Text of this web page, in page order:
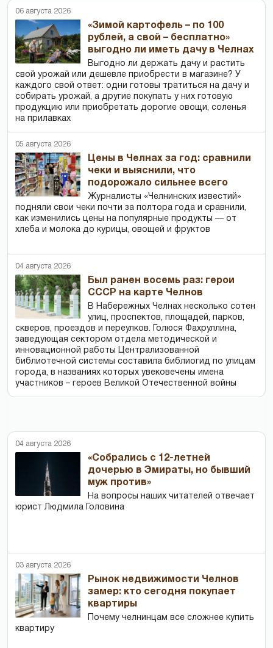
06 августа 2026
«Зимой картофель – по 100
рублей, а свой – бесплатно»
выгодно ли иметь дачу в Челнах
Выгодно ли держать дачу и растить
свой урожай или дешевле приобрести в магазине? У
каждого свой ответ: одни готовы тратиться на дачу и
собирать урожай, а другие покупать у них готовую
продукцию или приобретать дорогие овощи, соленья
на прилавках
05 августа 2026
Цены в Челнах за год: сравнили
чеки и выяснили, что
подорожало сильнее всего
Журналисты «Челнинских известий»
подняли свои чеки почти за полтора года и сравнили,
как изменились цены на популярные продукты — от
хлеба и молока до курицы, овощей и фруктов
04 августа 2026
Был ранен восемь раз: герои
СССР на карте Челнов
В Набережных Челнах несколько сотен
улиц, проспектов, площадей, парков,
скверов, проездов и переулков. Голюся Фахруллина,
заведующая сектором отдела методической и
инновационной работы Централизованной
библиотечной системы составила библиогид по улицам
города, в названиях которых увековечены имена
участников – героев Великой Отечественной войны
04 августа 2026
«Собрались с 12-летней
дочерью в Эмираты, но бывший
муж против»
На вопросы наших читателей отвечает
юрист Людмила Головина
03 августа 2026
Рынок недвижимости Челнов
замер: кто сегодня покупает
квартиры
Почему челнинцам все сложнее купить
квартиру